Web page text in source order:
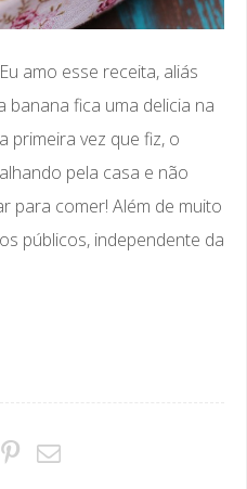
amo esse receita, aliás
banana fica uma delicia na
primeira vez que fiz, o
pela casa e não
para comer! Além de muito
públicos, independente da